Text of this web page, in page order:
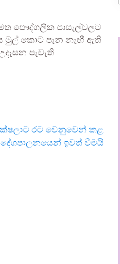
පෞද්ගලික පාසැල්වලට
මුල් කොට පැන නැඟී ඇති
පැවැති
රට වෙනුවෙන් කළ
ඉවත් වීමයි